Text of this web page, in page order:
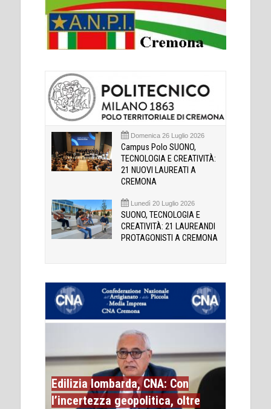
Domenica 26 Luglio 2026
Campus Polo SUONO,
TECNOLOGIA E CREATIVITÀ:
21 NUOVI LAUREATI A
CREMONA
Lunedì 20 Luglio 2026
SUONO, TECNOLOGIA E
CREATIVITÀ: 21 LAUREANDI
PROTAGONISTI A CREMONA
Edilizia lombarda, CNA: Con
l’incertezza geopolitica, oltre